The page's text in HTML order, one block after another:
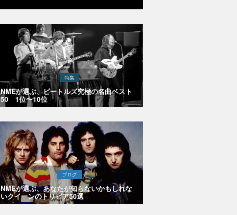
特集
NMEが選ぶ、ビートルズ究極の名曲ベスト
50 1位〜10位
ブログ
NMEが選ぶ、あなたが知らないかもしれな
いクイーンのトリビア50選